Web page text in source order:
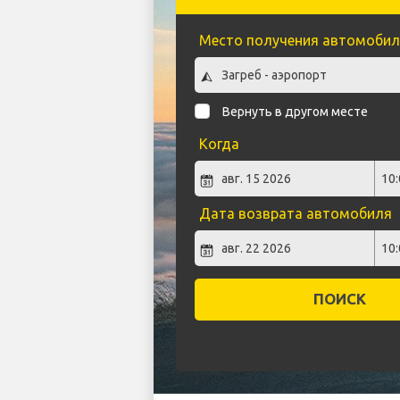
Место получения
Вернуть в другом месте
Когда
Дата возврата автомобиля
ПОИСК